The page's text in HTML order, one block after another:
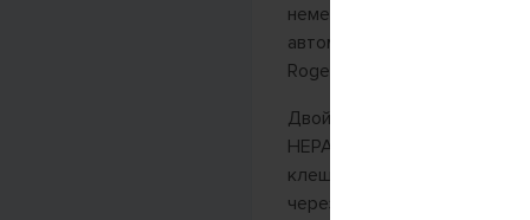
немецкой компании
автомобильной
Roger и Roger little, что
Двойной фильтр в Stadler
НЕРА-фильтр избавляет
клещей, вирусов и
через открытые окна,